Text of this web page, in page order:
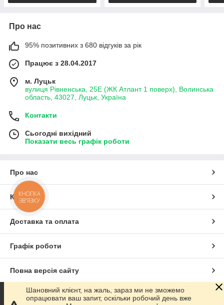
Про нас
95% позитивних з 680 відгуків за рік
Працює з 28.04.2017
м. Луцьк
вулиця Рівненська, 25Е (ЖК Атлант 1 поверх), Волинська
область, 43027, Луцьк, Україна
Контакти
Сьогодні вихідний
Показати весь графік роботи
Про нас
Контакти
Доставка та оплата
Графік роботи
Повна версія сайту
Сайт створено на маркетплейсіProm.ua
Шановний клієнт, на жаль, зараз ми не зможемо
опрацювати ваш запит, оскільки робочий день вже
КНОПКА
ЗВ'ЯЗКУ